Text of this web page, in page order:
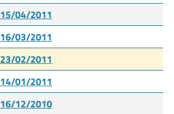
15/04/2011
16/03/2011
23/02/2011
14/01/2011
16/12/2010